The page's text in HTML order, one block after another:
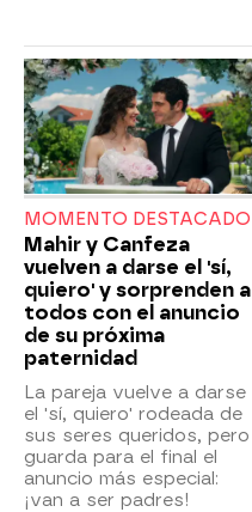
MOMENTO DESTACADO
Mahir y Canfeza
vuelven a darse el 'sí,
quiero' y sorprenden a
todos con el anuncio
de su próxima
paternidad
La pareja vuelve a darse
el 'sí, quiero' rodeada de
sus seres queridos, pero
guarda para el final el
anuncio más especial:
¡van a ser padres!